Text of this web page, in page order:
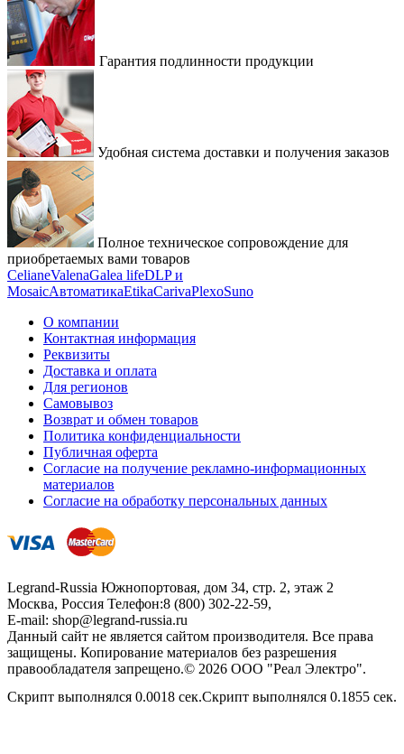
Гарантия подлинности продукции
Удобная система доставки и получения заказов
Полное техническое сопровождение для
приобретаемых вами товаров
CelianeValenaGalea lifeDLP и
MosaicАвтоматикаEtikaCarivaPlexoSuno
О компании
Контактная информация
Реквизиты
Доставка и оплата
Для регионов
Самовывоз
Возврат и обмен товаров
Политика конфиденциальности
Публичная оферта
Согласие на получение рекламно-информационных
материалов
Согласие на обработку персональных данных
Legrand-Russia Южнопортовая, дом 34, стр. 2, этаж 2
Москва, Россия Телефон:8 (800) 302-22-59,
E-mail: shop@legrand-russia.ru
Данный сайт не является сайтом производителя. Все права
защищены. Копирование материалов без разрешения
правообладателя запрещено.© 2026 ООО "Реал Электро".
Скрипт выполнялся 0.0018 сек.Скрипт выполнялся 0.1855 сек.